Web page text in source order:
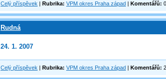
Celý příspěvek | Rubrika: VPM okres Praha západ | Komentářů: 0
Rudná
24. 1. 2007
Celý příspěvek | Rubrika: VPM okres Praha západ | Komentářů: 2